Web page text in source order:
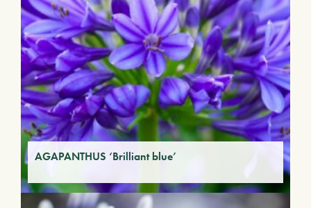
AGAPANTHUS ‘Brilliant blue’